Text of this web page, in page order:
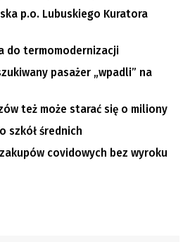
p.o. Lubuskiego Kuratora
do termomodernizacji
pasażer „wpadli” na
też może starać się o miliony
szkół średnich
covidowych bez wyroku